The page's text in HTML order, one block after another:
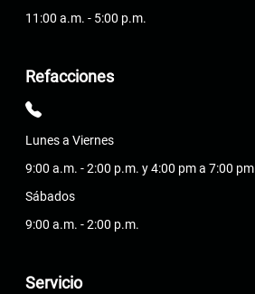
11:00 a.m. - 5:00 p.m.
Refacciones
Lunes a Viernes
9:00 a.m. - 2:00 p.m. y 4:00 pm a 7:00 pm
Sábados
9:00 a.m. - 2:00 p.m.
Servicio